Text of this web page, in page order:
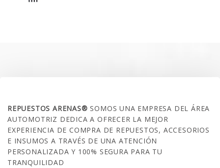
REPUESTOS ARENAS®SOMOS UNA EMPRESA DEL ÁREA
AUTOMOTRIZ DEDICA A OFRECER LA MEJOR
EXPERIENCIA DE COMPRA DE REPUESTOS, ACCESORIOS
E INSUMOS A TRAVÉS DE UNA ATENCIÓN
PERSONALIZADA Y 100% SEGURA PARA TU
TRANQUILIDAD